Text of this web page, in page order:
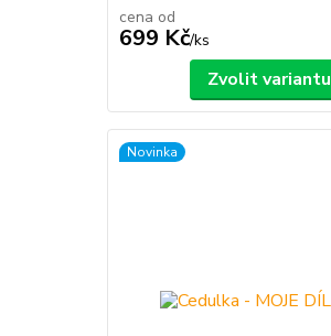
cena od
699 Kč/ks
Zvolit variantu
Novinka